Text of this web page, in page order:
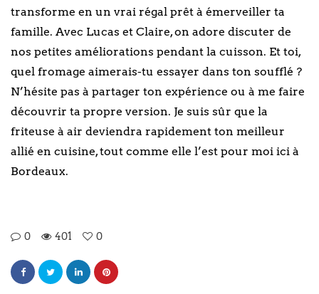
transforme en un vrai régal prêt à émerveiller ta
famille. Avec Lucas et Claire, on adore discuter de
nos petites améliorations pendant la cuisson. Et toi,
quel fromage aimerais-tu essayer dans ton soufflé ?
N’hésite pas à partager ton expérience ou à me faire
découvrir ta propre version. Je suis sûr que la
friteuse à air deviendra rapidement ton meilleur
allié en cuisine, tout comme elle l’est pour moi ici à
Bordeaux.
0 401 0